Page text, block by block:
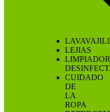
LEJIAS
LIMPIADOR
CUIDADO
DE
LA
ROPA